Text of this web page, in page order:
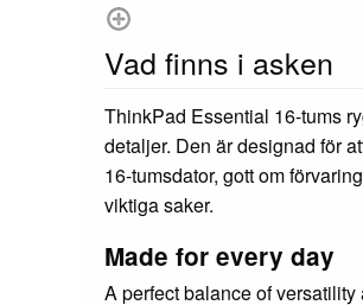
Vad finns i asken
ThinkPad Essential 16-tums
detaljer. Den är designad för
16-tumsdator, gott om
viktiga saker.
Made for every day
A perfect balance of